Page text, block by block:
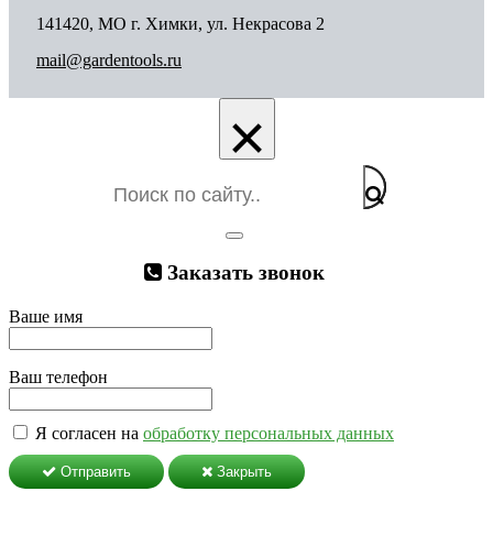
141420, МО г. Химки, ул. Некрасова 2
mail@gardentools.ru
×
Заказать звонок
Ваше имя
Ваш телефон
Я согласен на обработку персональных данных
Отправить Закрыть